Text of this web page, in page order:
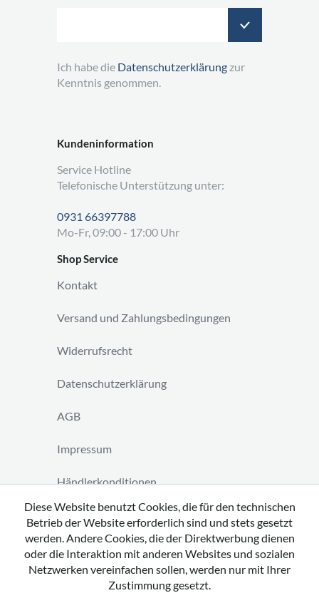
Kundeninformation
Service Hotline
Telefonische Unterstützung unter:
0931 66397788
Mo-Fr, 09:00 - 17:00 Uhr
Shop Service
Kontakt
Versand und Zahlungsbedingungen
Widerrufsrecht
Datenschutzerklärung
AGB
Impressum
Händlerkonditionen
Vertrag widerrufen
Ich habe die Datenschutzerklärung zur
Kenntnis genommen.
Diese Website benutzt Cookies, die für den technischen
Betrieb der Website erforderlich sind und stets gesetzt
werden. Andere Cookies, die der Direktwerbung dienen
oder die Interaktion mit anderen Websites und sozialen
Netzwerken vereinfachen sollen, werden nur mit Ihrer
Zustimmung gesetzt.